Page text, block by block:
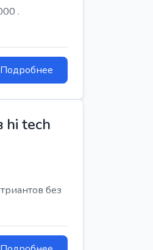
.
Подробнее
hi tech
без